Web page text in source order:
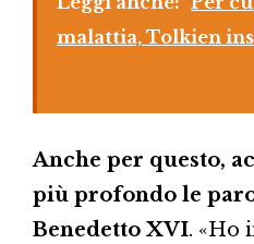
malattia, Tolkien
Anche per questo,
più profondo le
Benedetto XVI. «Ho